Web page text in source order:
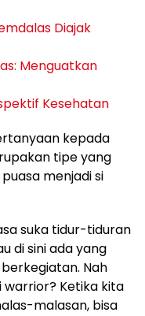
Diajak
Menguatkan
Kesehatan
kepada
tipe yang
menjadi si
suka tidur-tiduran
di sini ada yang
Nah
warrior? Ketika kita
malasan, bisa